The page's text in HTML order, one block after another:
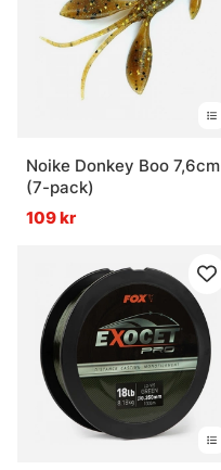
Noike Donkey Boo 7,6cm
(7-pack)
109 kr